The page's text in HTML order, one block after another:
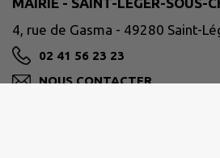
4, rue de Gasma - 49280 Saint-
02 41 56 23 23
NOUS CONTACTER